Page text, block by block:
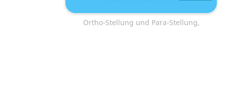
Ortho-Stellung und Para-Stellung,